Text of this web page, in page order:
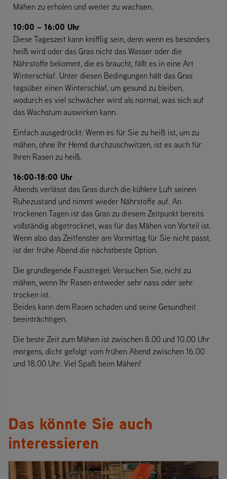
Mähen zu erholen und weiter zu wachsen.
10:00 – 16:00 Uhr
Diese Tageszeit kann knifflig sein, denn wenn es besonders
heiß wird oder das Gras nicht das Wasser oder die
Nährstoffe bekommt, die es braucht, fällt es in eine Art
Winterschlaf. Unter diesen Bedingungen hält das Gras
tagsüber einen Winterschlaf, um gesund zu bleiben,
wodurch es viel schwächer wird als normal, was sich auf
das Wachstum auswirken kann.
Einfach ausgedrückt: Wenn es für Sie zu heiß ist, um zu
mähen, ohne Ihr Hemd durchzuschwitzen, ist es auch für
Ihren Rasen zu heiß.
16:00-18:00 Uhr
Abends verlässt das Gras durch die kühlere Luft seinen
Ruhezustand und nimmt wieder Nährstoffe auf. An
trockenen Tagen ist das Gras zu diesem Zeitpunkt bereits
vollständig abgetrocknet, was für das Mähen von Vorteil ist.
Wenn also das Zeitfenster am Vormittag für Sie nicht passt,
ist der frühe Abend die nächstbeste Option.
Die grundlegende Faustregel: Versuchen Sie, nicht zu
mähen, wenn Ihr Rasen entweder sehr nass oder sehr
trocken ist.
Beides kann dem Rasen schaden und seine Gesundheit
beeinträchtigen.
Die beste Zeit zum Mähen ist zwischen 8.00 und 10.00 Uhr
morgens, dicht gefolgt vom frühen Abend zwischen 16.00
und 18.00 Uhr. Viel Spaß beim Mähen!
Das könnte Sie auch
interessieren